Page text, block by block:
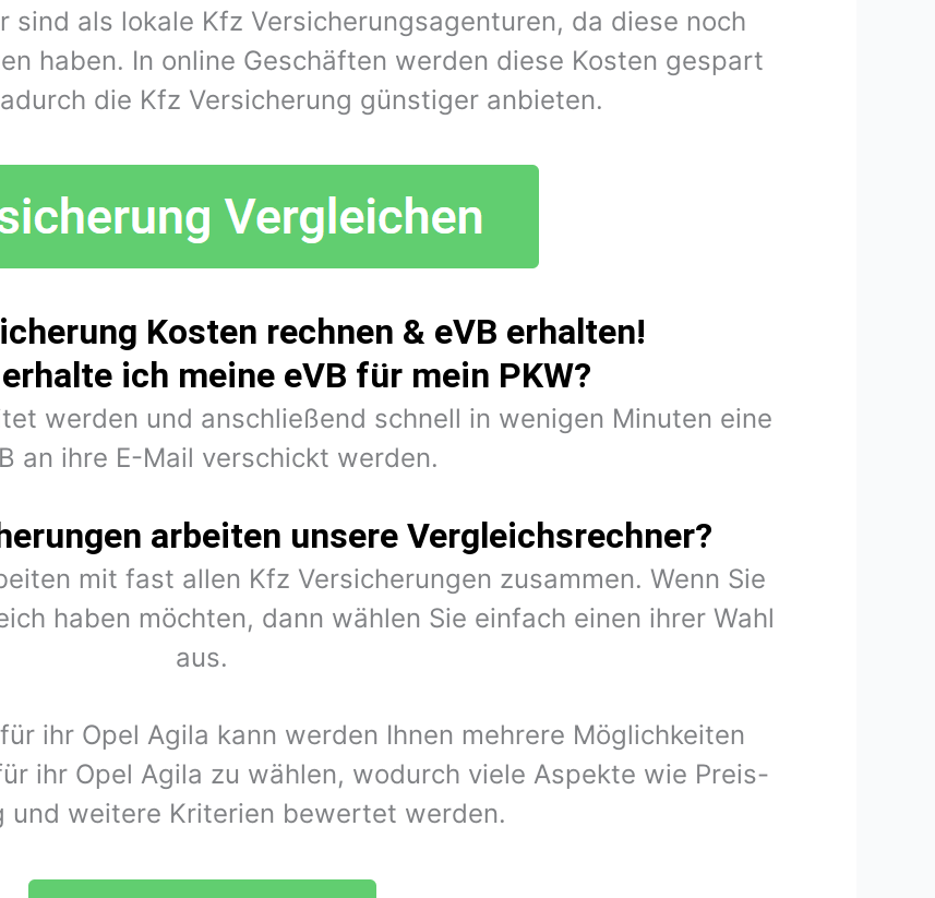
sind als lokale Kfz Versicherungsagenturen, da diese noch
haben. In online Geschäften werden diese Kosten gespart
die Kfz Versicherung günstiger anbieten.
Kosten rechnen & eVB erhalten!
ich meine eVB für mein PKW?
werden und anschließend schnell in wenigen Minuten eine
an ihre E-Mail verschickt werden.
arbeiten unsere Vergleichsrechner?
mit fast allen Kfz Versicherungen zusammen. Wenn Sie
haben möchten, dann wählen Sie einfach einen ihrer Wahl
aus.
ihr Opel Agila kann werden Ihnen mehrere Möglichkeiten
ihr Opel Agila zu wählen, wodurch viele Aspekte wie Preis-
und weitere Kriterien bewertet werden.